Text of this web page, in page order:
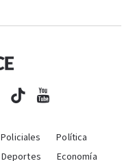
Policiales
Política
Deportes
Economía